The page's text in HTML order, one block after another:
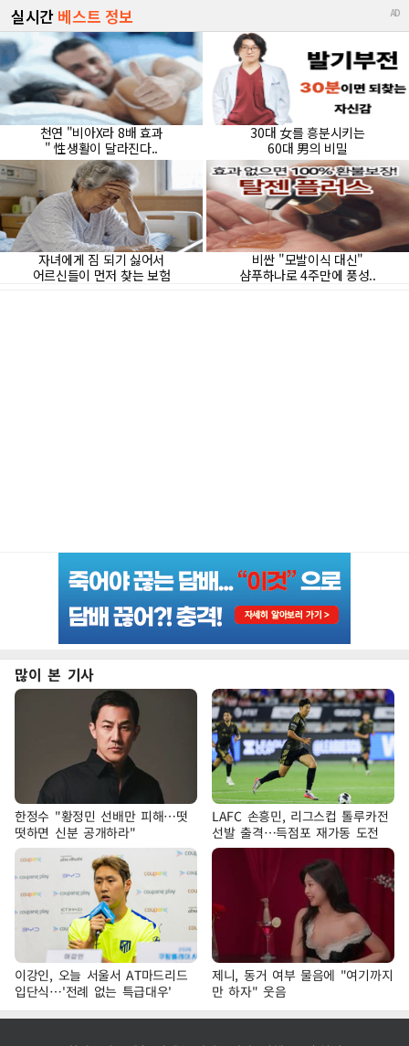
많이 본 기사
한정수 "황정민 선배만 피해…떳
떳하면 신분 공개하라"
LAFC 손흥민, 리그스컵 톨루카전
선발 출격…득점포 재가동 도전
이강인, 오늘 서울서 AT마드리드
입단식…'전례 없는 특급대우'
제니, 동거 여부 물음에 "여기까지
만 하자" 웃음